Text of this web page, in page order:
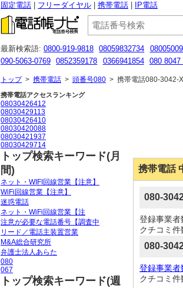
固定電話 フリーダイヤル 携帯電話 IP電話
最新検索語: 0800-919-9818 08059832734
090-5063-0769
0852359178 0366941854 080 8047
トップ> 携帯電話 > 頭番号080 > 携帯電話080-3042-
携帯電話
080-
登録事業
クチコミ
080-
登録事業
クチコミ
携帯電話アクセスランキング
08030426412
08030429113
08030426410
08030420088
08030421937
08030429714
トップ検索キーワード(月
間)
ネット・WIFI回線営業【注意】
WiFi回線営業【注意】
迷惑電話
ネット・WiFi回線営業【注
注意が必要な電話番号【調査中
リード／電話主装置営業
M&A総合研究所
弁護士法人あらた
080
067
トップ検索キーワード(週